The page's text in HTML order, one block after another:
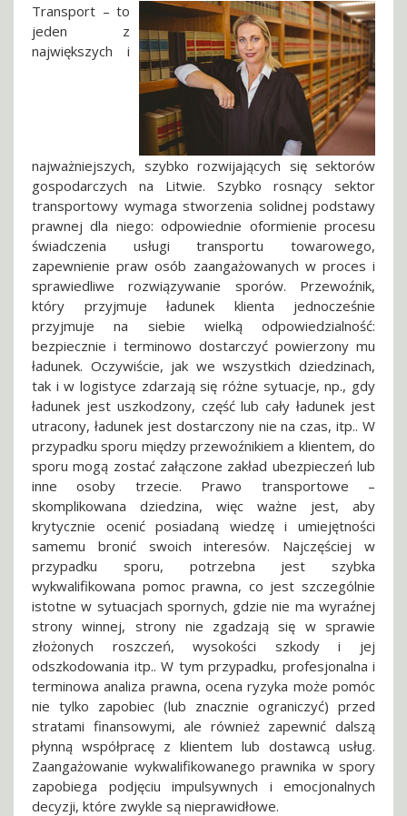
Transport – to
jeden z
największych i
najważniejszych, szybko rozwijających się sektorów
gospodarczych na Litwie. Szybko rosnący sektor
transportowy wymaga stworzenia solidnej podstawy
prawnej dla niego: odpowiednie oformienie procesu
świadczenia usługi transportu towarowego,
zapewnienie praw osób zaangażowanych w proces i
sprawiedliwe rozwiązywanie sporów. Przewoźnik,
który przyjmuje ładunek klienta jednocześnie
przyjmuje na siebie wielką odpowiedzialność:
bezpiecznie i terminowo dostarczyć powierzony mu
ładunek. Oczywiście, jak we wszystkich dziedzinach,
tak i w logistyce zdarzają się różne sytuacje, np., gdy
ładunek jest uszkodzony, część lub cały ładunek jest
utracony, ładunek jest dostarczony nie na czas, itp.. W
przypadku sporu między przewoźnikiem a klientem, do
sporu mogą zostać załączone zakład ubezpieczeń lub
inne osoby trzecie. Prawo transportowe –
skomplikowana dziedzina, więc ważne jest, aby
krytycznie ocenić posiadaną wiedzę i umiejętności
samemu bronić swoich interesów. Najczęściej w
przypadku sporu, potrzebna jest szybka
wykwalifikowana pomoc prawna, co jest szczególnie
istotne w sytuacjach spornych, gdzie nie ma wyraźnej
strony winnej, strony nie zgadzają się w sprawie
złożonych roszczeń, wysokości szkody i jej
odszkodowania itp.. W tym przypadku, profesjonalna i
terminowa analiza prawna, ocena ryzyka może pomóc
nie tylko zapobiec (lub znacznie ograniczyć) przed
stratami finansowymi, ale również zapewnić dalszą
płynną współpracę z klientem lub dostawcą usług.
Zaangażowanie wykwalifikowanego prawnika w spory
zapobiega podjęciu impulsywnych i emocjonalnych
decyzji, które zwykle są nieprawidłowe.